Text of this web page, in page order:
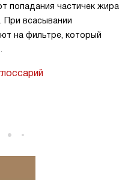
попадания частичек жира
При всасывании
на фильтре, который